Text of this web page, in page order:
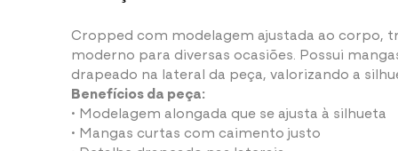
Cropped com modelagem ajustada ao corpo,
moderno para diversas ocasiões. Possui
drapeado na lateral da peça, valorizando a
Benefícios da peça:
• Modelagem alongada que se ajusta à silhueta
• Mangas curtas com caimento justo